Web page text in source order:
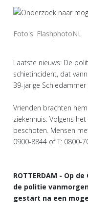
Foto's: FlashphotoNL
Laatste nieuws: De
schietincident, dat
39-jarige Schiedammer
Vrienden brachten
ziekenhuis. Volgens
beschoten. Mensen
0900-8844 of T: 0800-
ROTTERDAM - Op
de politie
gestart na een